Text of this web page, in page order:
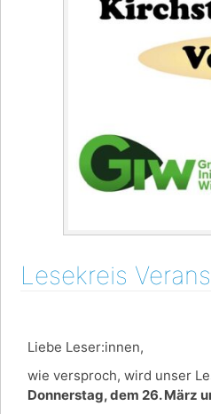
Lesekreis
Liebe Leser:innen,
wie versproch, wird unser
Donnerstag, dem 26. März